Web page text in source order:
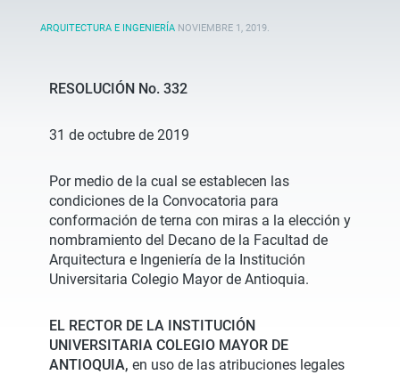
ARQUITECTURA E INGENIERÍA NOVIEMBRE 1, 2019.
RESOLUCIÓN No. 332
31 de octubre de 2019
Por medio de la cual se establecen las
condiciones de la Convocatoria para
conformación de terna con miras a la elección y
nombramiento del Decano de la Facultad de
Arquitectura e Ingeniería de la Institución
Universitaria Colegio Mayor de Antioquia.
EL RECTOR DE LA INSTITUCIÓN
UNIVERSITARIA COLEGIO MAYOR DE
ANTIOQUIA, en uso de las atribuciones legales